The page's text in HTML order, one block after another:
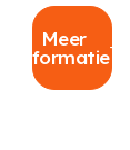
Meer
informatie